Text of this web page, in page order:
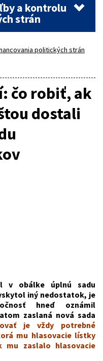
a kontrolu
strán
politických strán
čo robiť, ak
dostali
v obálke úplnú sadu
iný nedostatok, je
hneď oznámil
zaslaná nová sada
je vždy potrebné
mu hlasovacie lístky
mu zaslalo hlasovacie